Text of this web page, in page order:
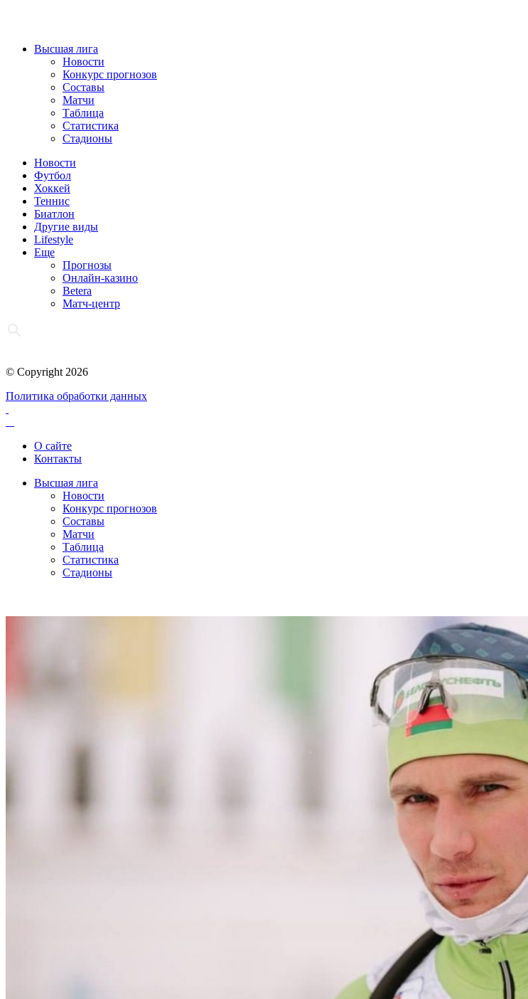
Высшая лига
Новости
Конкурс прогнозов
Составы
Матчи
Таблица
Статистика
Стадионы
Новости
Футбол
Хоккей
Теннис
Биатлон
Другие виды
Lifestyle
Еще
Прогнозы
Онлайн-казино
Betera
Матч-центр
© Copyright 2026
Политика обработки данных
О сайте
Контакты
Высшая лига
Новости
Конкурс прогнозов
Составы
Матчи
Таблица
Статистика
Стадионы